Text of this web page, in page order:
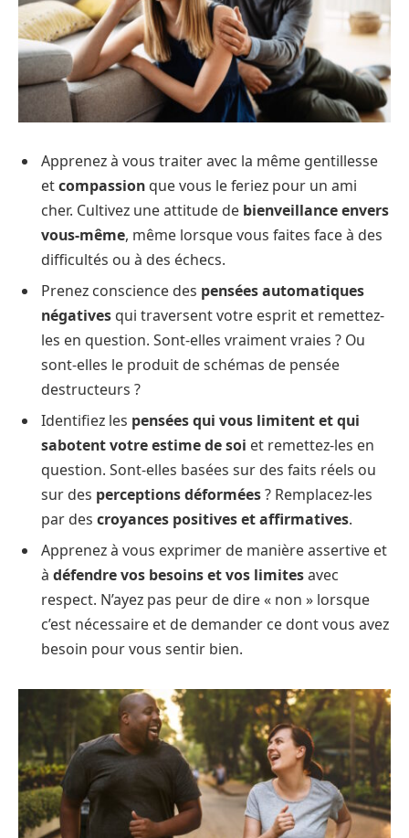
Apprenez à vous traiter avec la même gentillesse
etcompassion que vous le feriez pour un ami
cher. Cultivez une attitude de bienveillance envers
vous-même, même lorsque vous faites face à des
difficultés ou à des échecs.
Prenez conscience des pensées automatiques
négatives qui traversent votre esprit et remettez-
les en question. Sont-elles vraiment vraies ? Ou
sont-elles le produit de schémas de pensée
destructeurs ?
Identifiez les pensées qui vous limitent et qui
sabotent votre estime de soi et remettez-les en
question. Sont-elles basées sur des faits réels ou
sur des perceptions déformées? Remplacez-les
par des croyances positives et affirmatives.
Apprenez à vous exprimer de manière assertive et
à défendre vos besoins et vos limitesavec
respect. N’ayez pas peur de dire « non » lorsque
c’est nécessaire et de demander ce dont vous avez
besoin pour vous sentir bien.